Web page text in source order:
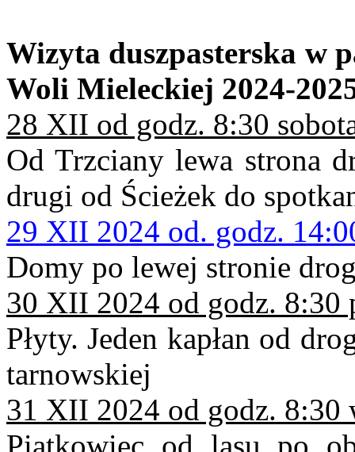
Wizyta duszpasterska w
Woli Mieleckiej 2024-
28 XII od godz. 8:30
Od Trzciany lewa strona
drugi od Ścieżek do
29 XII 2024 od. godz.
Domy po lewej stronie
30 XII 2024 od godz. 8:30
Płyty. Jeden kapłan od
tarnowskiej
31 XII 2024 od godz. 8:30